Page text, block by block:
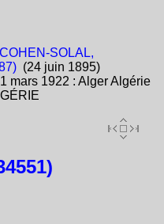
COHEN-SOLAL,
(24 juin 1895)
mars 1922 : Alger Algérie